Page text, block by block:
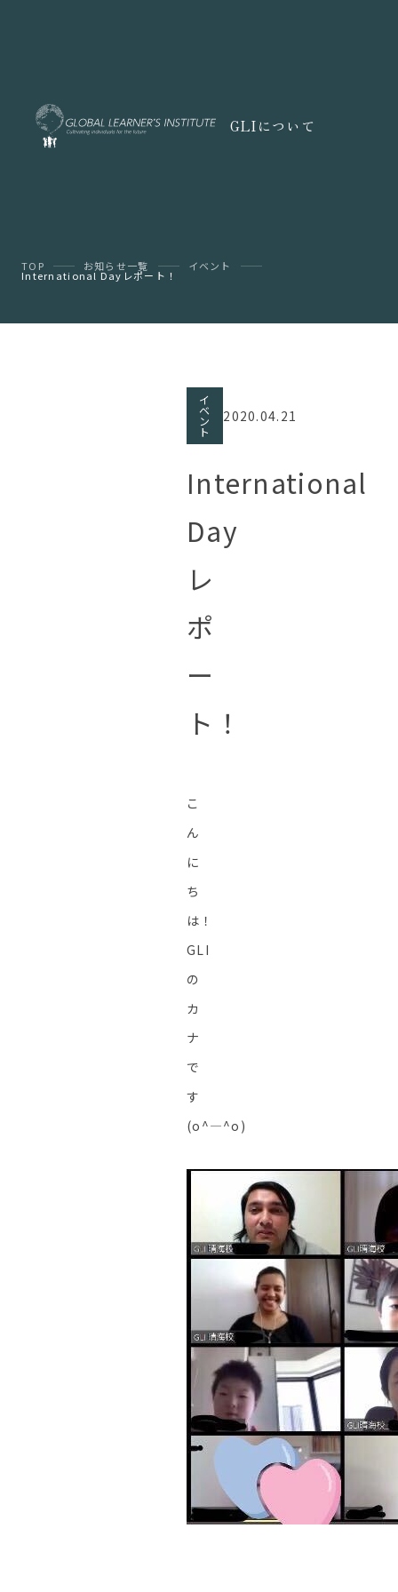
GLIについて
TOP お知らせ一覧 イベント
International Dayレポート！
イ
ベ
ン
ト
2020.04.21
International
Day
レ
ポ
ー
ト！
こ
ん
に
ち
は！
GLI
の
カ
ナ
で
す
(o^―^o)